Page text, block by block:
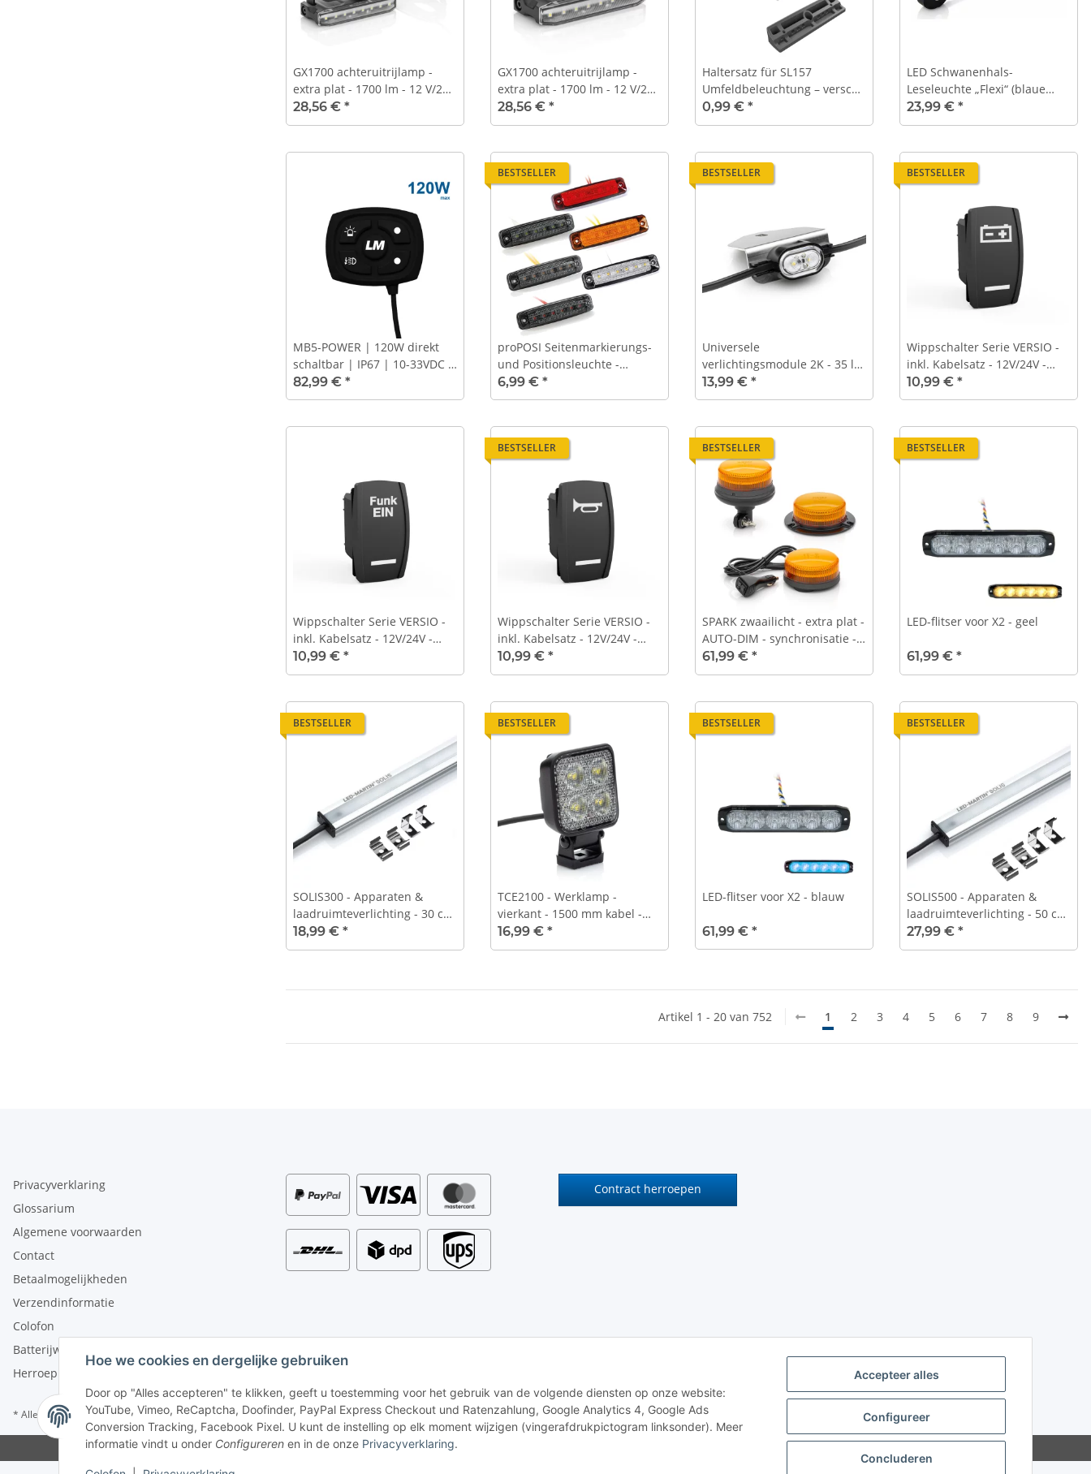
Accepteer alles
Configureer
Concluderen
Hoe we cookies en dergelijke gebruiken
Door op "Alles accepteren" te klikken, geeft u toestemming voor het gebruik van de volgende diensten op onze website:
YouTube, Vimeo, ReCaptcha, Doofinder, PayPal Express Checkout und Ratenzahlung, Google Analytics 4, Google Ads
Conversion Tracking, Facebook Pixel. U kunt de instelling op elk moment wijzigen (vingerafdrukpictogram linksonder). Meer
informatie vindt u onder Configureren en in de onze Privacyverklaring.
GX1700 achteruitrijlamp -
extra plat - 1700 lm - 12 V/24
V - 1500 mm kabel -
goedgekeurd
28,56 € *
GX1700 achteruitrijlamp -
extra plat - 1700 lm - 12 V/24
V - 350 mm kabel + Duits-DT -
goedgekeurd
28,56 € *
Haltersatz für SL157
Umfeldbeleuchtung – versch.
Fahrzeuge
0,99 € *
LED Schwanenhals-
Leseleuchte „Flexi“ (blaue
Auffindebeleuchtung,
schwarz, 12 V, 3200 K, mit
23,99 € *
MB5-POWER | 120W direkt
schaltbar | IP67 | 10-33VDC |
Symbolik: V001
82,99 € *
BESTSELLER
proPOSI Seitenmarkierungs-
und Positionsleuchte -
klassisch oder dark
6,99 € *
BESTSELLER
Universele
verlichtingsmodule 2K - 35 lm
- 4 W - met hoekbeugel, bijv.
voor veldspuit
13,99 € *
BESTSELLER
Wippschalter Serie VERSIO -
inkl. Kabelsatz - 12V/24V -
"Batterie" - 009
10,99 € *
Wippschalter Serie VERSIO -
inkl. Kabelsatz - 12V/24V -
"Funk Ein" - 011
10,99 € *
BESTSELLER
Wippschalter Serie VERSIO -
inkl. Kabelsatz - 12V/24V -
"Horn" - 010
10,99 € *
BESTSELLER
SPARK zwaailicht - extra plat -
AUTO-DIM - synchronisatie -
klasse 2 - DIN 14620, vorm B1
61,99 € *
BESTSELLER
LED-flitser voor X2 - geel
61,99 € *
BESTSELLER
SOLIS300 - Apparaten &
laadruimteverlichting - 30 cm
- 400 lm - 12 V-24 V
18,99 € *
BESTSELLER
TCE2100 - Werklamp -
vierkant - 1500 mm kabel -
10-30 VDC - max. 22 W
16,99 € *
BESTSELLER
LED-flitser voor X2 - blauw
61,99 € *
BESTSELLER
SOLIS500 - Apparaten &
laadruimteverlichting - 50 cm
- 600 lm - 12 V-24 V
27,99 € *
Artikel 1 - 20 van 752 1 2 3 4 5 6 7 8 9
Privacyverklaring
Glossarium
Algemene voorwaarden
Contact
Betaalmogelijkheden
Verzendinformatie
Colofon
Batterijwet-aanwijzingen
Herroepingsrecht
Contract herroepen
* Alle prijzen plus wettelijke btw, excl.verzending